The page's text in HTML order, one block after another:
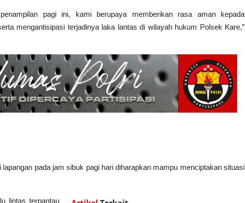
pagi ini, kami berupaya memberikan rasa aman kepada
mengantisipasi terjadinya laka lantas di wilayah hukum Polsek Kare,”
pada jam sibuk pagi hari diharapkan mampu menciptakan situasi
lintas terpantau